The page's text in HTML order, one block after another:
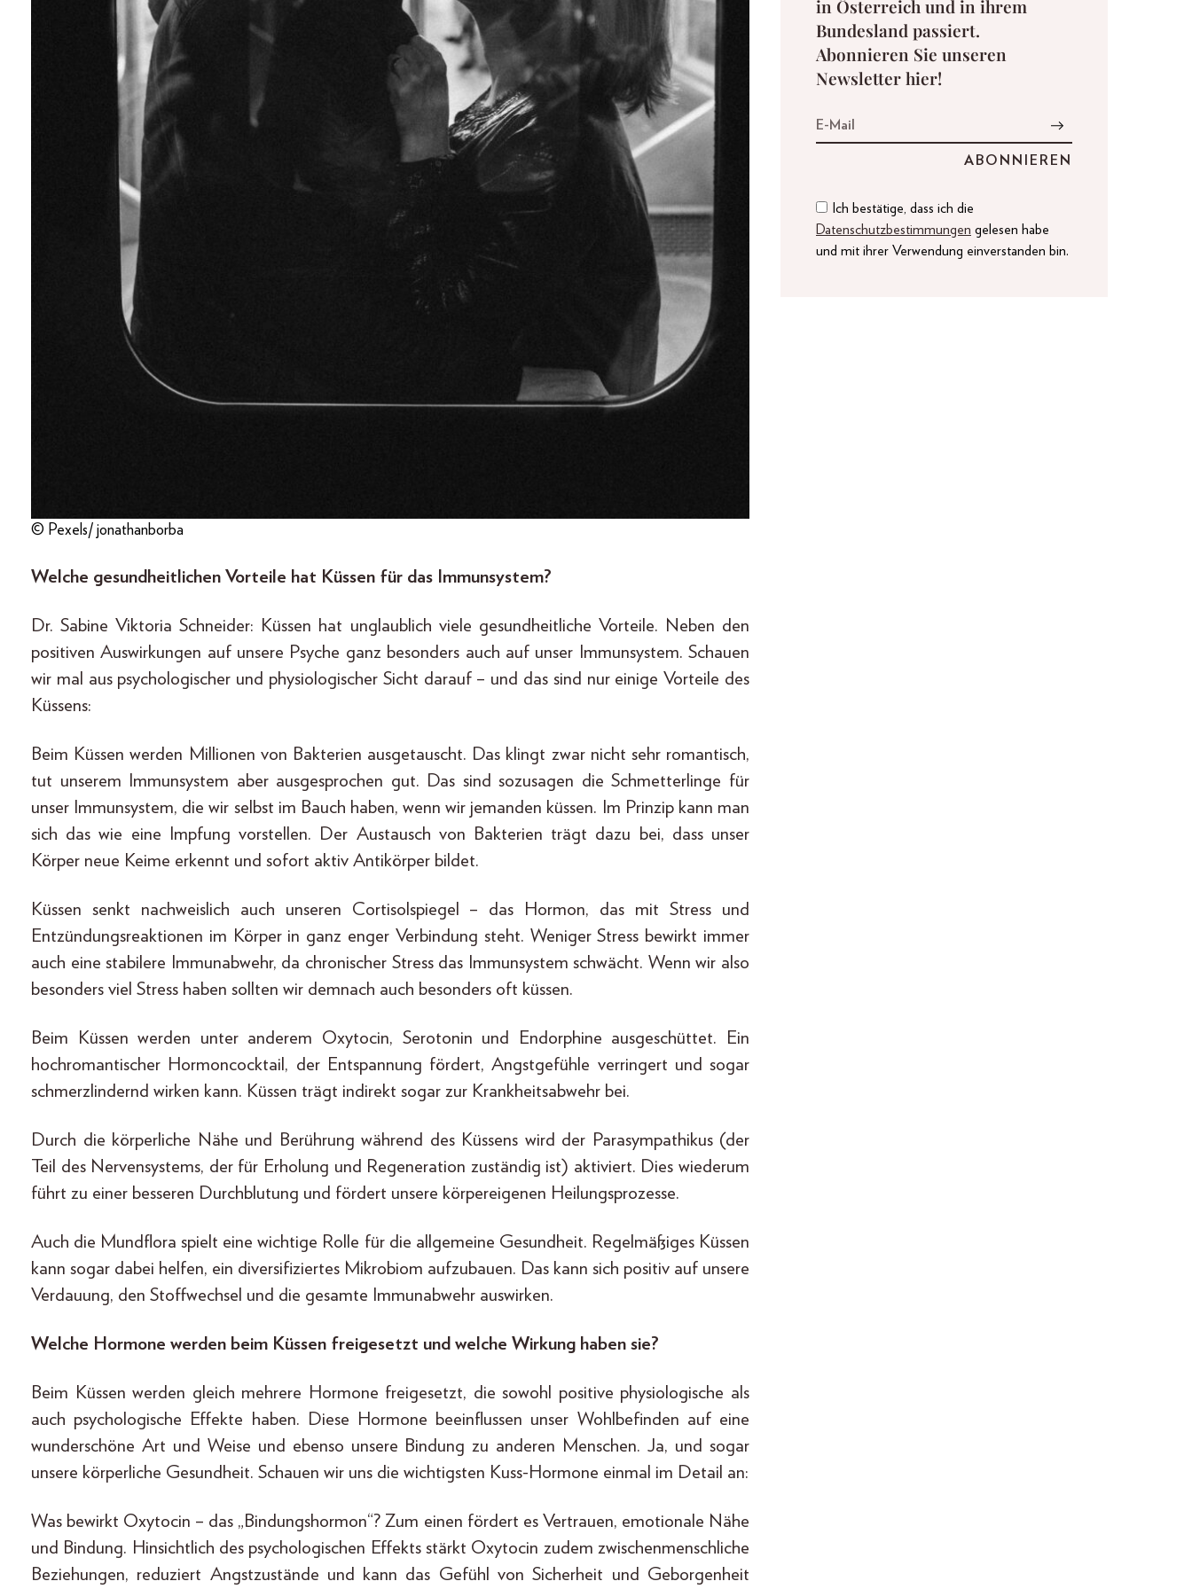
© Pexels/ jonathanborba
Welche gesundheitlichen Vorteile hat Küssen für das Immunsystem?
Dr. Sabine Viktoria Schneider: Küssen hat unglaublich viele gesundheitliche Vorteile. Neben den
positiven Auswirkungen auf unsere Psyche ganz besonders auch auf unser Immunsystem. Schauen
wir mal aus psychologischer und physiologischer Sicht darauf – und das sind nur einige Vorteile des
Küssens:
Beim Küssen werden Millionen von Bakterien ausgetauscht. Das klingt zwar nicht sehr romantisch,
tut unserem Immunsystem aber ausgesprochen gut. Das sind sozusagen die Schmetterlinge für
unser Immunsystem, die wir selbst im Bauch haben, wenn wir jemanden küssen. Im Prinzip kann man
sich das wie eine Impfung vorstellen. Der Austausch von Bakterien trägt dazu bei, dass unser
Körper neue Keime erkennt und sofort aktiv Antikörper bildet.
Küssen senkt nachweislich auch unseren Cortisolspiegel – das Hormon, das mit Stress und
Entzündungsreaktionen im Körper in ganz enger Verbindung steht. Weniger Stress bewirkt immer
auch eine stabilere Immunabwehr, da chronischer Stress das Immunsystem schwächt. Wenn wir also
besonders viel Stress haben sollten wir demnach auch besonders oft küssen.
Beim Küssen werden unter anderem Oxytocin, Serotonin und Endorphine ausgeschüttet. Ein
hochromantischer Hormoncocktail, der Entspannung fördert, Angstgefühle verringert und sogar
schmerzlindernd wirken kann. Küssen trägt indirekt sogar zur Krankheitsabwehr bei.
Durch die körperliche Nähe und Berührung während des Küssens wird der Parasympathikus (der
Teil des Nervensystems, der für Erholung und Regeneration zuständig ist) aktiviert. Dies wiederum
führt zu einer besseren Durchblutung und fördert unsere körpereigenen Heilungsprozesse.
Auch die Mundflora spielt eine wichtige Rolle für die allgemeine Gesundheit. Regelmäßiges Küssen
kann sogar dabei helfen, ein diversifiziertes Mikrobiom aufzubauen. Das kann sich positiv auf unsere
Verdauung, den Stoffwechsel und die gesamte Immunabwehr auswirken.
Welche Hormone werden beim Küssen freigesetzt und welche Wirkung haben sie?
Beim Küssen werden gleich mehrere Hormone freigesetzt, die sowohl positive physiologische als
auch psychologische Effekte haben. Diese Hormone beeinflussen unser Wohlbefinden auf eine
wunderschöne Art und Weise und ebenso unsere Bindung zu anderen Menschen. Ja, und sogar
unsere körperliche Gesundheit. Schauen wir uns die wichtigsten Kuss-Hormone einmal im Detail an:
Was bewirkt Oxytocin – das „Bindungshormon“? Zum einen fördert es Vertrauen, emotionale Nähe
und Bindung. Hinsichtlich des psychologischen Effekts stärkt Oxytocin zudem zwischenmenschliche
Beziehungen, reduziert Angstzustände und kann das Gefühl von Sicherheit und Geborgenheit
in Österreich und in ihrem
Bundesland passiert.
Abonnieren Sie unseren
Newsletter hier!
Ich bestätige, dass ich die
Datenschutzbestimmungen gelesen habe
und mit ihrer Verwendung einverstanden bin.